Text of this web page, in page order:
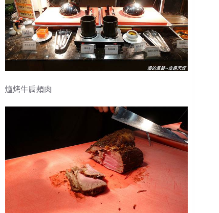
爐烤牛肩頰肉